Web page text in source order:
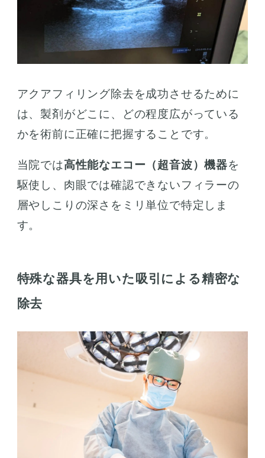
アクアフィリング除去を成功させるために
は、製剤がどこに、どの程度広がっている
かを術前に正確に把握することです。
当院では高性能なエコー（超音波）機器を
駆使し、肉眼では確認できないフィラーの
層やしこりの深さをミリ単位で特定しま
す。
特殊な器具を用いた吸引による精密な
除去